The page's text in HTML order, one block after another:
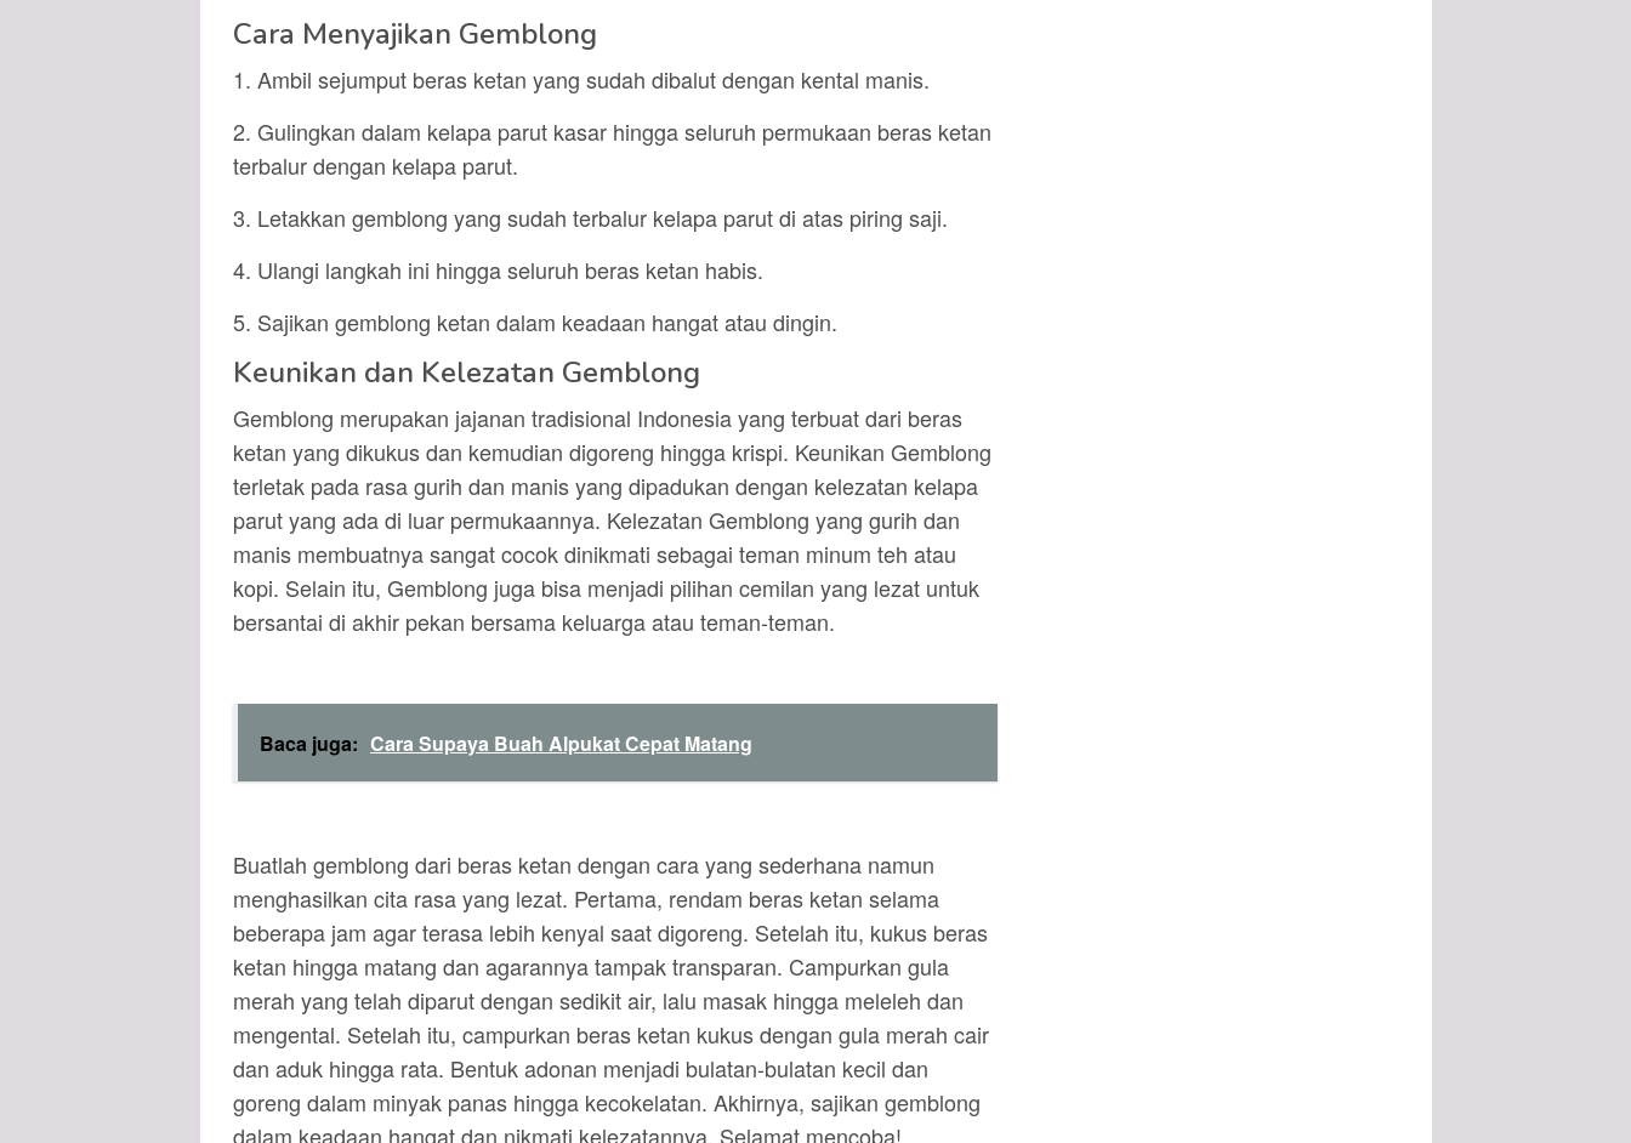
Cara Menyajikan Gemblong
1. Ambil sejumput beras ketan yang sudah dibalut dengan kental manis.
2. Gulingkan dalam kelapa parut kasar hingga seluruh permukaan beras ketan
terbalur dengan kelapa parut.
3. Letakkan gemblong yang sudah terbalur kelapa parut di atas piring saji.
4. Ulangi langkah ini hingga seluruh beras ketan habis.
5. Sajikan gemblong ketan dalam keadaan hangat atau dingin.
Keunikan dan Kelezatan Gemblong
Gemblong merupakan jajanan tradisional Indonesia yang terbuat dari beras
ketan yang dikukus dan kemudian digoreng hingga krispi. Keunikan Gemblong
terletak pada rasa gurih dan manis yang dipadukan dengan kelezatan kelapa
parut yang ada di luar permukaannya. Kelezatan Gemblong yang gurih dan
manis membuatnya sangat cocok dinikmati sebagai teman minum teh atau
kopi. Selain itu, Gemblong juga bisa menjadi pilihan cemilan yang lezat untuk
bersantai di akhir pekan bersama keluarga atau teman-teman.
Baca juga: Cara Supaya Buah Alpukat Cepat Matang
Buatlah gemblong dari beras ketan dengan cara yang sederhana namun
menghasilkan cita rasa yang lezat. Pertama, rendam beras ketan selama
beberapa jam agar terasa lebih kenyal saat digoreng. Setelah itu, kukus beras
ketan hingga matang dan agarannya tampak transparan. Campurkan gula
merah yang telah diparut dengan sedikit air, lalu masak hingga meleleh dan
mengental. Setelah itu, campurkan beras ketan kukus dengan gula merah cair
dan aduk hingga rata. Bentuk adonan menjadi bulatan-bulatan kecil dan
goreng dalam minyak panas hingga kecokelatan. Akhirnya, sajikan gemblong
dalam keadaan hangat dan nikmati kelezatannya. Selamat mencoba!